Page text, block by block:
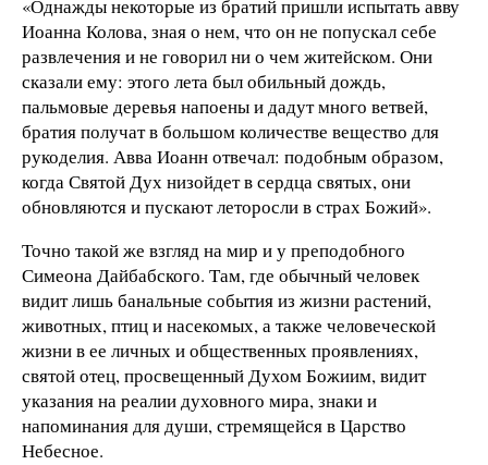
«Однажды некоторые из братий пришли испытать авву
Иоанна Колова, зная о нем, что он не попускал себе
развлечения и не говорил ни о чем житейском. Они
сказали ему: этого лета был обильный дождь,
пальмовые деревья напоены и дадут много ветвей,
братия получат в большом количестве вещество для
рукоделия. Авва Иоанн отвечал: подобным образом,
когда Святой Дух низойдет в сердца святых, они
обновляются и пускают леторосли в страх Божий».
Точно такой же взгляд на мир и у преподобного
Симеона Дайбабского. Там, где обычный человек
видит лишь банальные события из жизни растений,
животных, птиц и насекомых, а также человеческой
жизни в ее личных и общественных проявлениях,
святой отец, просвещенный Духом Божиим, видит
указания на реалии духовного мира, знаки и
напоминания для души, стремящейся в Царство
Небесное.